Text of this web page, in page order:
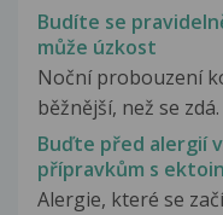
Budíte se
může úzkost
Noční probouzení
běžnější, než se
Buďte před alergií
přípravkům s
Alergie, které se